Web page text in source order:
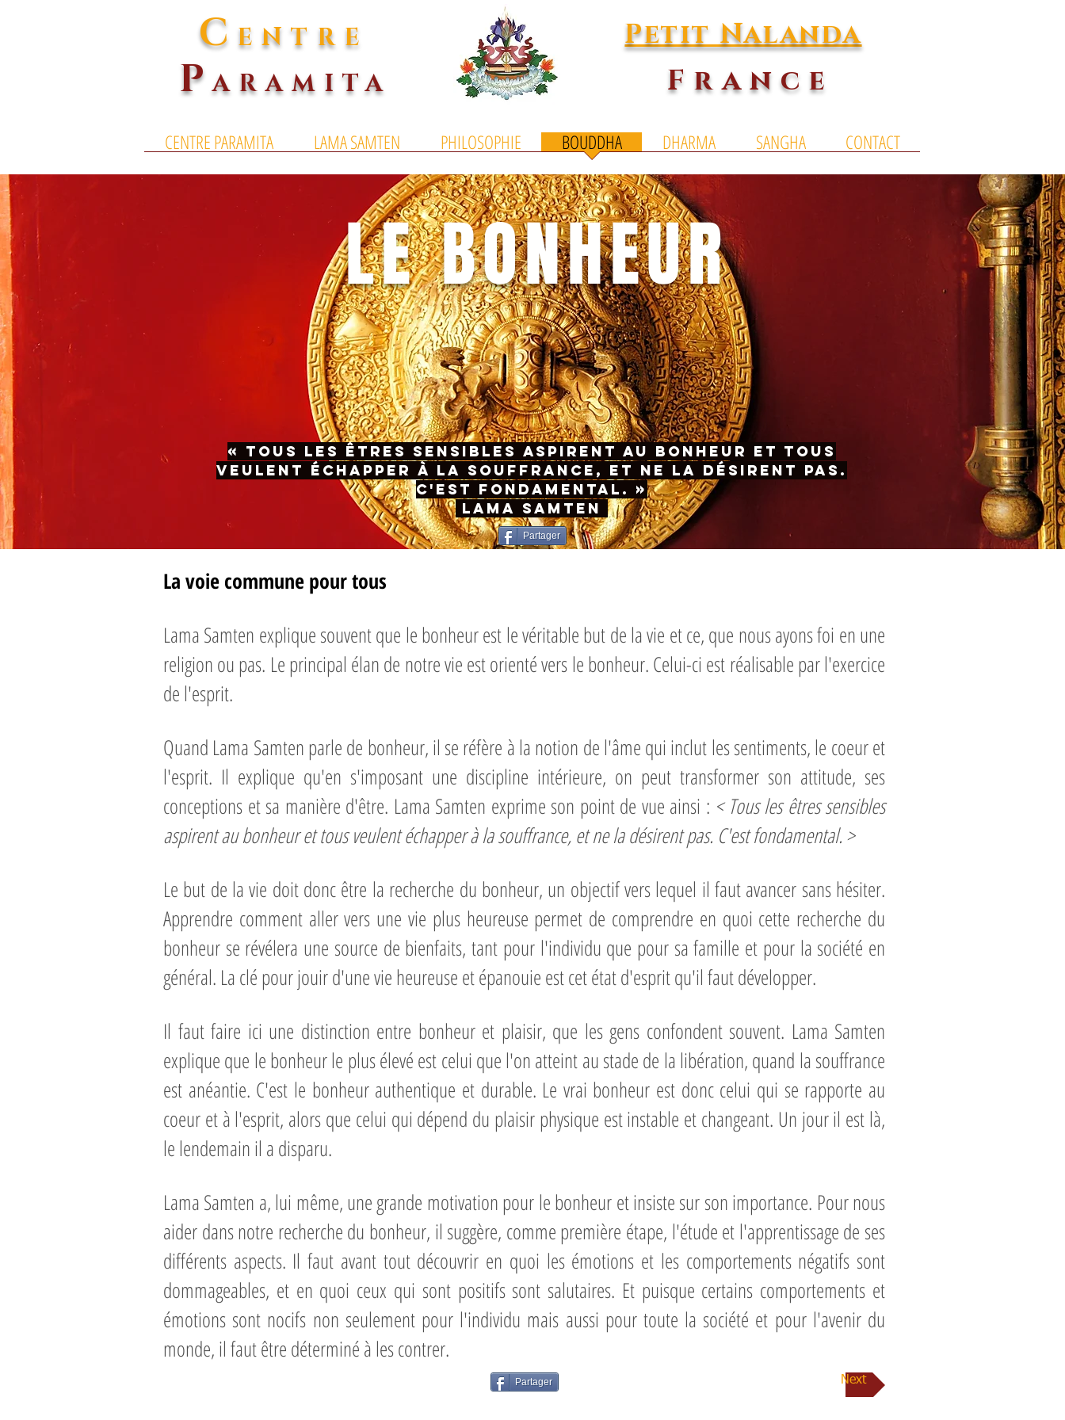
C ENTRE
PARAMITA
Petit Nalanda
France
CENTRE PARAMITA LAMA SAMTEN PHILOSOPHIE BOUDDHA DHARMA SANGHA CONTACT
LE BONHEUR
« Tous les êtres sensibles aspirent au bonheur et tous
veulent échapper à la souffrance, et ne la désirent pas.
C'est fondamental. »
Lama Samten
Partager
La voie commune pour tous
Lama Samten explique souvent que le bonheur est le véritable but de la vie et ce, que nous ayons foi en une
religion ou pas. Le principal élan de notre vie est orienté vers le bonheur. Celui-ci est réalisable par l'exercice
de l'esprit.
Quand Lama Samten parle de bonheur, il se réfère à la notion de l'âme qui inclut les sentiments, le coeur et
l'esprit. Il explique qu'en s'imposant une discipline intérieure, on peut transformer son attitude, ses
conceptions et sa manière d'être. Lama Samten exprime son point de vue ainsi : < Tous les êtres sensibles
aspirent au bonheur et tous veulent échapper à la souffrance, et ne la désirent pas. C'est fondamental. >
Le but de la vie doit donc être la recherche du bonheur, un objectif vers lequel il faut avancer sans hésiter.
Apprendre comment aller vers une vie plus heureuse permet de comprendre en quoi cette recherche du
bonheur se révélera une source de bienfaits, tant pour l'individu que pour sa famille et pour la société en
général. La clé pour jouir d'une vie heureuse et épanouie est cet état d'esprit qu'il faut développer.
Il faut faire ici une distinction entre bonheur et plaisir, que les gens confondent souvent. Lama Samten
explique que le bonheur le plus élevé est celui que l'on atteint au stade de la libération, quand la souffrance
est anéantie. C'est le bonheur authentique et durable. Le vrai bonheur est donc celui qui se rapporte au
coeur et à l'esprit, alors que celui qui dépend du plaisir physique est instable et changeant. Un jour il est là,
le lendemain il a disparu.
Lama Samten a, lui même, une grande motivation pour le bonheur et insiste sur son importance. Pour nous
aider dans notre recherche du bonheur, il suggère, comme première étape, l'étude et l'apprentissage de ses
différents aspects. Il faut avant tout découvrir en quoi les émotions et les comportements négatifs sont
dommageables, et en quoi ceux qui sont positifs sont salutaires. Et puisque certains comportements et
émotions sont nocifs non seulement pour l'individu mais aussi pour toute la société et pour l'avenir du
monde, il faut être déterminé à les contrer.
Partager Next